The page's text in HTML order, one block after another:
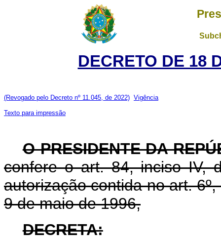
DECRETO DE 18
(Revogado pelo Decreto nº 11.045, de 2022) Vigência
Texto para impressão
O PRESIDENTE DA
confere o art. 84, inciso IV,
autorização contida no art.
9 de maio de 1996,
DECRETA: